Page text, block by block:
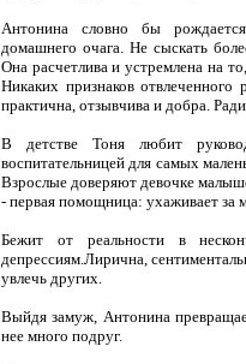
Антонина словно бы
домашнего очага. Не сыскать
Она расчетлива и устремлена на
Никаких признаков
практична, отзывчива и добра.
В детстве Тоня любит
воспитательницей для самых
Взрослые доверяют девочке
- первая помощница: ухаживает за
Бежит от реальности в
депрессиям.Лирична,
увлечь других.
Выйдя замуж, Антонина
нее много подруг.